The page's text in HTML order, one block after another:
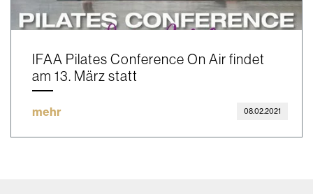
IFAA Pilates Conference On Air findet
am 13. März statt
mehr 08.02.2021